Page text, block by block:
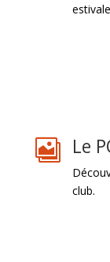
 Le
club.